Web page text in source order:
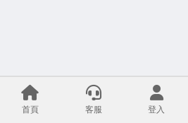
首頁 客服 登入